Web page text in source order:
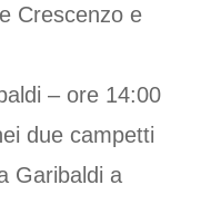
Crescenzo e
– ore 14:00
due campetti
Garibaldi a